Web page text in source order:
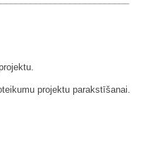
projektu parakstīšanai.